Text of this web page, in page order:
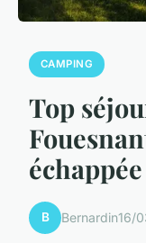
CAMPING
Top
B Bernardin16/